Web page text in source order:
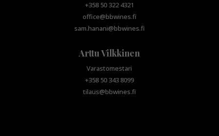
+358 50 322 4321
office@bbwines.fi
sam.hanani@bbwines.fi
Arttu Vilkkinen
Varastomestari
+358 50 343 8099
tilaus@bbwines.fi